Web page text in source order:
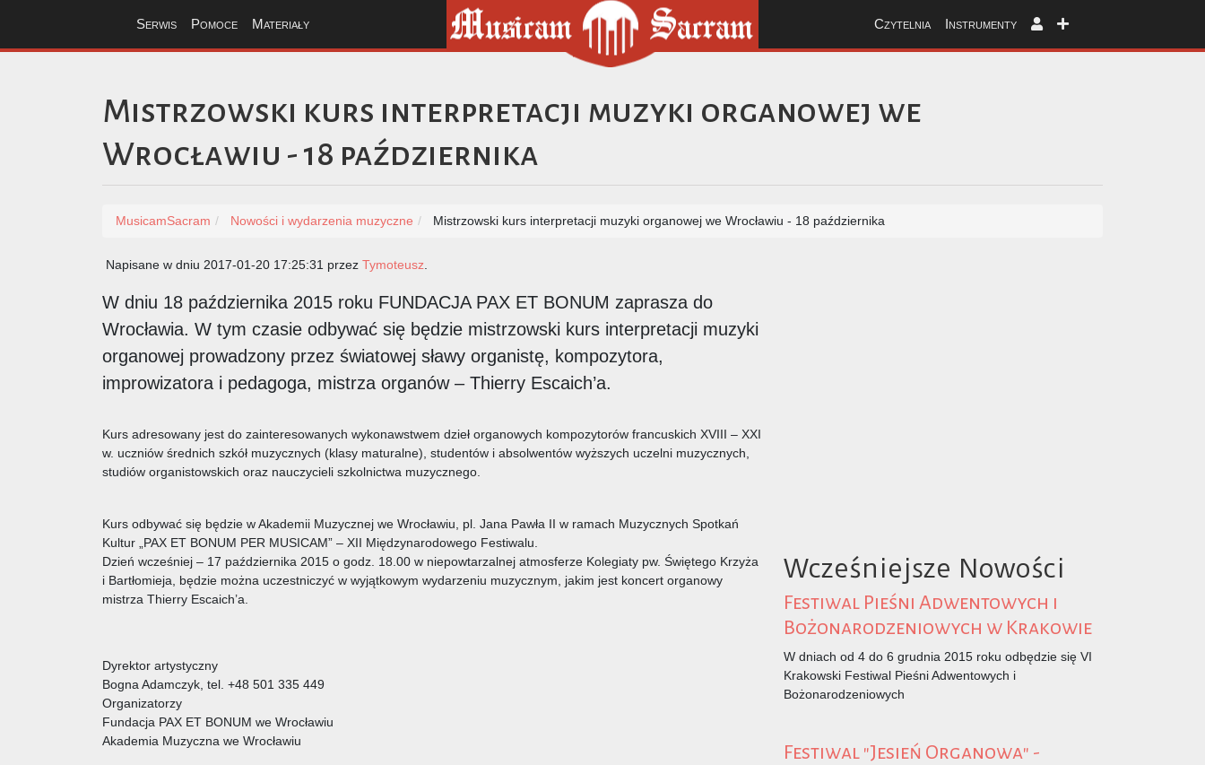
Serwis Pomoce Materiały Czytelnia Instrumenty
Mistrzowski kurs interpretacji muzyki organowej we
Wrocławiu - 18 października
MusicamSacram Nowości i wydarzenia muzyczne Mistrzowski kurs interpretacji muzyki organowej we Wrocławiu - 18 października
Napisane w dniu 2017-01-20 17:25:31 przez Tymoteusz
W dniu 18 października 2015 roku FUNDACJA PAX ET BONUM zaprasza do
Wrocławia. W tym czasie odbywać się będzie mistrzowski kurs interpretacji muzyki
organowej prowadzony przez światowej sławy organistę, kompozytora,
improwizatora i pedagoga, mistrza organów – Thierry Escaich’a.
Kurs adresowany jest do zainteresowanych wykonawstwem dzieł organowych kompozytorów francuskich XVIII – XXI
w. uczniów średnich szkół muzycznych (klasy maturalne), studentów i absolwentów wyższych uczelni muzycznych,
studiów organistowskich oraz nauczycieli szkolnictwa muzycznego.
Kurs odbywać się będzie w Akademii Muzycznej we Wrocławiu, pl. Jana Pawła II w ramach Muzycznych Spotkań
Kultur „PAX ET BONUM PER MUSICAM” – XII Międzynarodowego Festiwalu.
Dzień wcześniej – 17 października 2015 o godz. 18.00 w niepowtarzalnej atmosferze Kolegiaty pw. Świętego Krzyża
i Bartłomieja, będzie można uczestniczyć w wyjątkowym wydarzeniu muzycznym, jakim jest koncert organowy
mistrza Thierry Escaich’a.
Dyrektor artystyczny
Bogna Adamczyk, tel. +48 501 335 449
Organizatorzy
Fundacja PAX ET BONUM we Wrocławiu
Akademia Muzyczna we Wrocławiu
Wcześniejsze Nowości
Festiwal Pieśni Adwentowych i
Bożonarodzeniowych w Krakowie
W dniach od 4 do 6 grudnia 2015 roku odbędzie się VI
Krakowski Festiwal Pieśni Adwentowych i
Bożonarodzeniowych
Festiwal "Jesień Organowa" -